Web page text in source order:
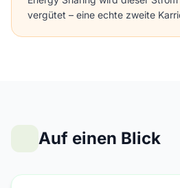
vergütet – eine echte zweite
Auf einen Blick